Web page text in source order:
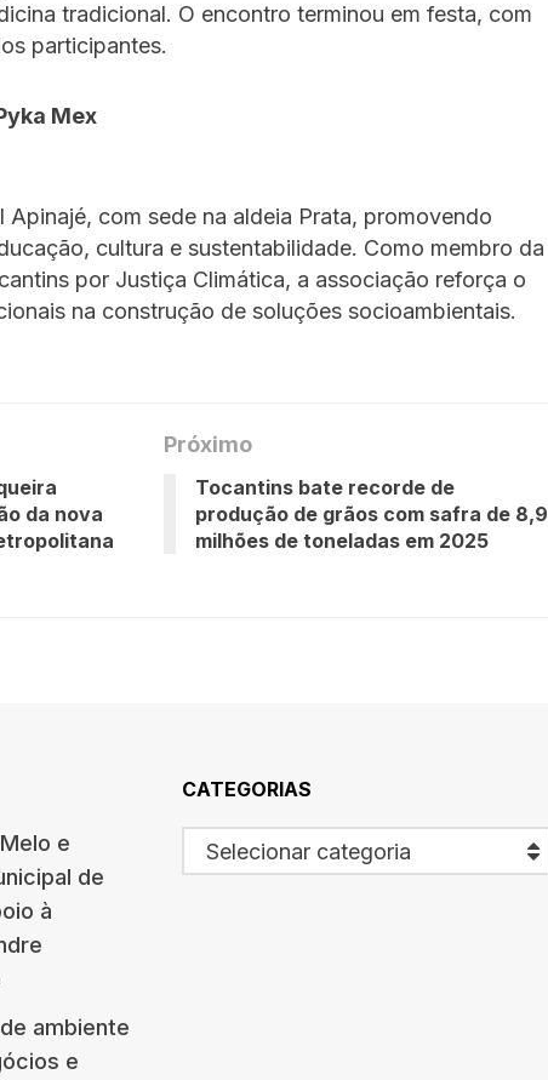
tradicional. O encontro terminou em festa, com
participantes.
Mex
Apinajé, com sede na aldeia Prata, promovendo
cultura e sustentabilidade. Como membro da
por Justiça Climática, a associação reforça o
na construção de soluções socioambientais.
da nova
Próximo
Tocantins bate recorde de
produção de grãos com safra de 8,9
milhões de toneladas em 2025
e
de
à
ambiente
e
CATEGORIAS
Selecionar categoria